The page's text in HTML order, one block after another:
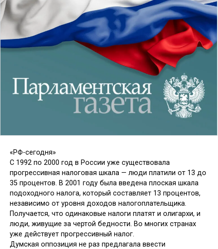
«РФ-сегодня»
С 1992 по 2000 год в России уже существовала
прогрессивная налоговая шкала — люди платили от 13 до
35 процентов. В 2001 году была введена плоская шкала
подоходного налога, который составляет 13 процентов,
независимо от уровня доходов налогоплательщика.
Получается, что одинаковые налоги платят и олигархи, и
люди, живущие за чертой бедности. Во многих странах
уже действует прогрессивный налог.
Думская оппозиция не раз предлагала ввести